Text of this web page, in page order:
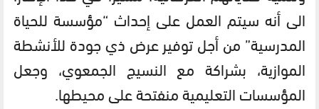
الى أنه سيتم العمل على إحداث “مؤسسة للحياة
المدرسية” من أجل توفير عرض ذي جودة للأنشطة
الموازية، بشراكة مع النسيج الجمعوي، وجعل
المؤسسات التعليمية منفتحة على محيطها.